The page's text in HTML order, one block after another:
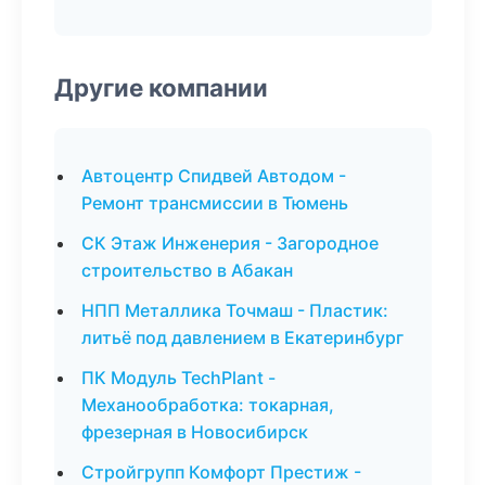
Другие компании
Автоцентр Спидвей Автодом -
Ремонт трансмиссии в Тюмень
СК Этаж Инженерия - Загородное
строительство в Абакан
НПП Металлика Точмаш - Пластик:
литьё под давлением в Екатеринбург
ПК Модуль TechPlant -
Механообработка: токарная,
фрезерная в Новосибирск
Стройгрупп Комфорт Престиж -